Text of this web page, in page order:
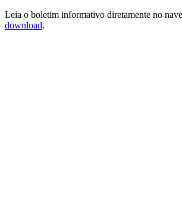
Leia o boletim informativo diretamente no
download.